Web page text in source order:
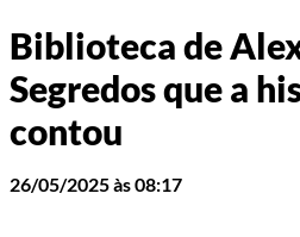
Biblioteca de
Segredos que a
contou
26/05/2025 às 08:17